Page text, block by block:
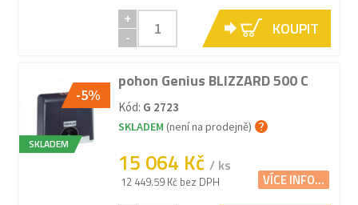
+
-
KOUPIT
-5%
SKLADEM
pohon Genius BLIZZARD 500 C
Kód: G 2723
SKLADEM (není na prodejně)
15 064 Kč / ks
12 449.59 Kč bez DPH VÍCE INFO...